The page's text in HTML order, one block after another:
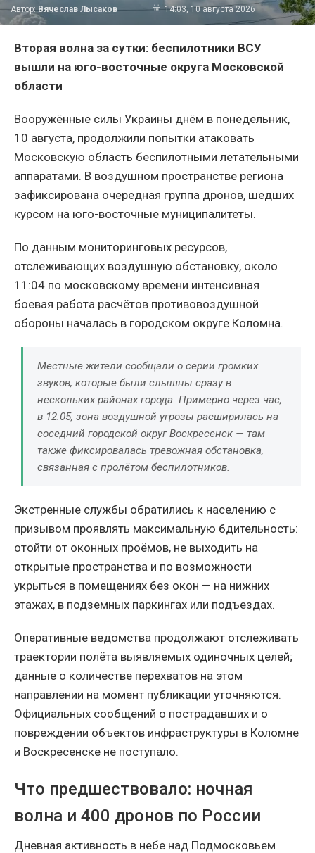
Автор:Вячеслав Лысаков 14:03, 10 августа 2026
Вторая волна за сутки: беспилотники ВСУ
вышли на юго-восточные округа Московской
области
Вооружённые силы Украины днём в понедельник,
10 августа, продолжили попытки атаковать
Московскую область беспилотными летательными
аппаратами. В воздушном пространстве региона
зафиксирована очередная группа дронов, шедших
курсом на юго-восточные муниципалитеты.
По данным мониторинговых ресурсов,
отслеживающих воздушную обстановку, около
11:04 по московскому времени интенсивная
боевая работа расчётов противовоздушной
обороны началась в городском округе Коломна.
Местные жители сообщали о серии громких
звуков, которые были слышны сразу в
нескольких районах города. Примерно через час,
в 12:05, зона воздушной угрозы расширилась на
соседний городской округ Воскресенск — там
также фиксировалась тревожная обстановка,
связанная с пролётом беспилотников.
Экстренные службы обратились к населению с
призывом проявлять максимальную бдительность:
отойти от оконных проёмов, не выходить на
открытые пространства и по возможности
укрыться в помещениях без окон — на нижних
этажах, в подземных паркингах или подъездах.
Оперативные ведомства продолжают отслеживать
траектории полёта выявляемых одиночных целей;
данные о количестве перехватов на этом
направлении на момент публикации уточняются.
Официальных сообщений о пострадавших и о
повреждении объектов инфраструктуры в Коломне
и Воскресенске не поступало.
Что предшествовало: ночная
волна и 400 дронов по России
Дневная активность в небе над Подмосковьем